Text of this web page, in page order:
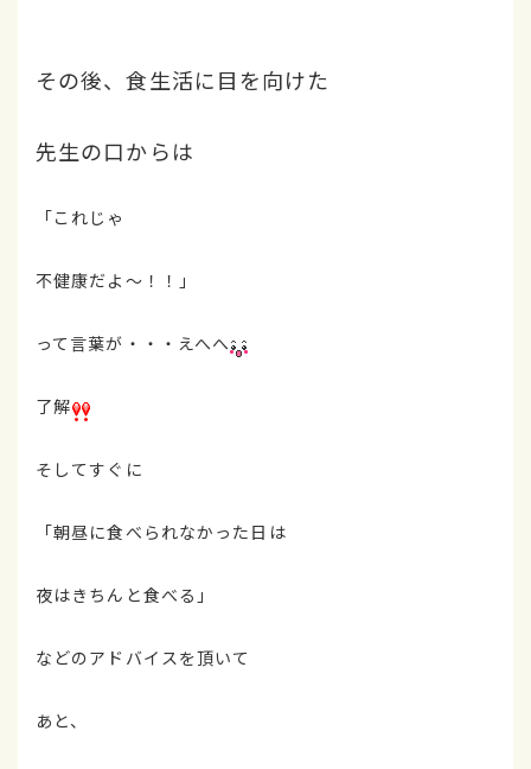
その後、食生活に目を向けた
先生の口からは
「これじゃ
不健康だよ～！！」
って言葉が・・・えへへ
了解
そしてすぐに
「朝昼に食べられなかった日は
夜はきちんと食べる」
などのアドバイスを頂いて
あと、